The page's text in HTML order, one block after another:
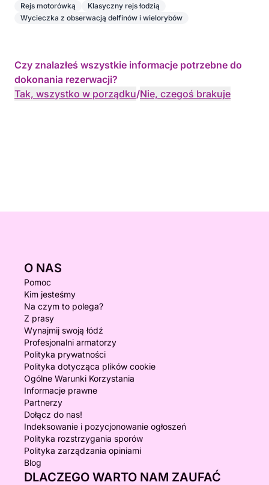
Rejs motorówką
Klasyczny rejs łodzią
Wycieczka z obserwacją delfinów i wielorybów
Czy znalazłeś wszystkie informacje potrzebne do
dokonania rezerwacji?
Tak, wszystko w porządku/Nie, czegoś brakuje
O NAS
Pomoc
Kim jesteśmy
Na czym to polega?
Z prasy
Wynajmij swoją łódź
Profesjonalni armatorzy
Polityka prywatności
Polityka dotycząca plików cookie
Ogólne Warunki Korzystania
Informacje prawne
Partnerzy
Dołącz do nas!
Indeksowanie i pozycjonowanie ogłoszeń
Polityka rozstrzygania sporów
Polityka zarządzania opiniami
Blog
DLACZEGO WARTO NAM ZAUFAĆ